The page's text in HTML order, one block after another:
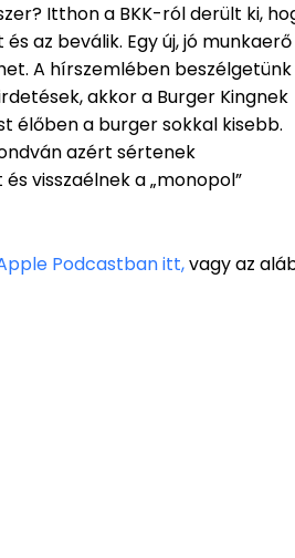
Itthon a BKK-ról derült ki,
az beválik. Egy új, jó munkaerő
A hírszemlében beszélgetünk
akkor a Burger Kingnek
élőben a burger sokkal kisebb.
azért sértenek
visszaélnek a „monopol”
Podcastban itt,vagy az